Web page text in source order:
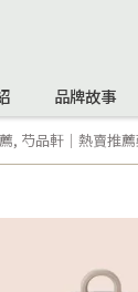
品牌故事
, 芍品軒｜熱賣推